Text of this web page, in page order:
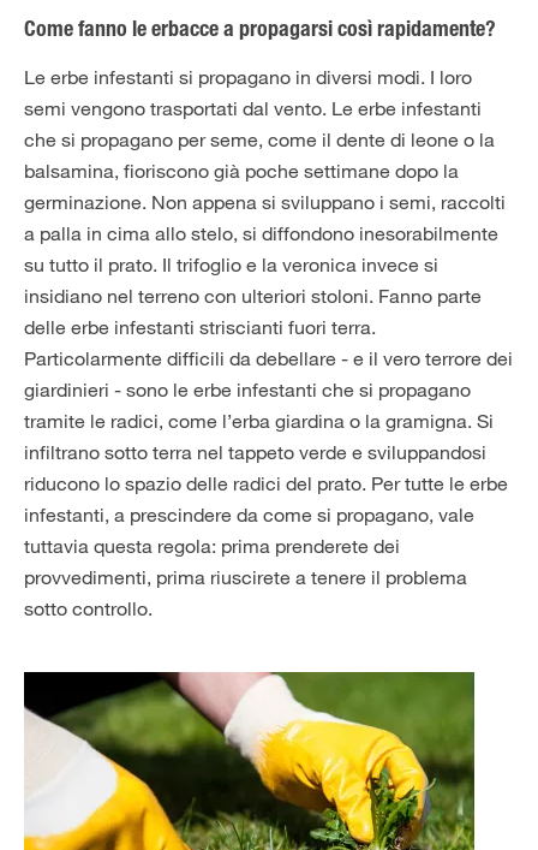
Come fanno le erbacce a propagarsi così rapidamente?
Le erbe infestanti si propagano in diversi modi. I loro
semi vengono trasportati dal vento. Le erbe infestanti
che si propagano per seme, come il dente di leone o la
balsamina, fioriscono già poche settimane dopo la
germinazione. Non appena si sviluppano i semi, raccolti
a palla in cima allo stelo, si diffondono inesorabilmente
su tutto il prato. Il trifoglio e la veronica invece si
insidiano nel terreno con ulteriori stoloni. Fanno parte
delle erbe infestanti striscianti fuori terra.
Particolarmente difficili da debellare - e il vero terrore dei
giardinieri - sono le erbe infestanti che si propagano
tramite le radici, come l’erba giardina o la gramigna. Si
infiltrano sotto terra nel tappeto verde e sviluppandosi
riducono lo spazio delle radici del prato. Per tutte le erbe
infestanti, a prescindere da come si propagano, vale
tuttavia questa regola: prima prenderete dei
provvedimenti, prima riuscirete a tenere il problema
sotto controllo.